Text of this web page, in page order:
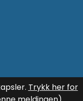
Trykk her for